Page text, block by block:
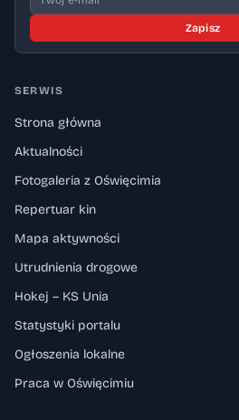
Zapisz
SERWIS
Strona główna
Aktualności
Fotogaleria z Oświęcimia
Repertuar kin
Mapa aktywności
Utrudnienia drogowe
Hokej – KS Unia
Statystyki portalu
Ogłoszenia lokalne
Praca w Oświęcimiu